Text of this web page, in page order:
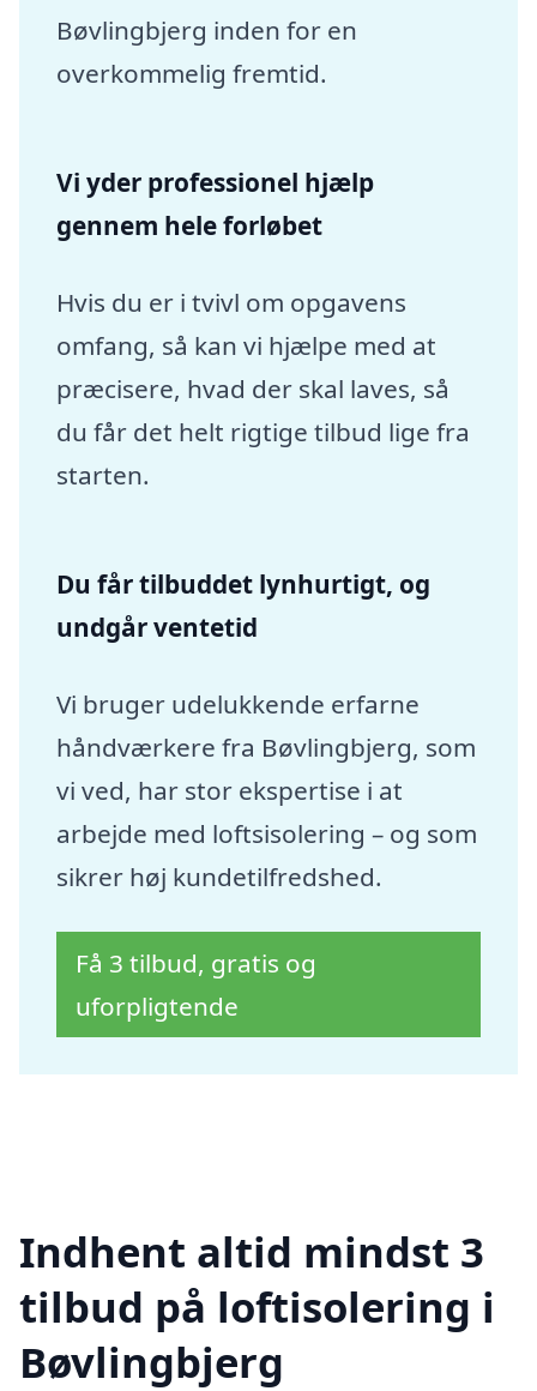
Bøvlingbjerg inden for en
overkommelig fremtid.
Vi yder professionel hjælp
gennem hele forløbet
Hvis du er i tvivl om opgavens
omfang, så kan vi hjælpe med at
præcisere, hvad der skal laves, så
du får det helt rigtige tilbud lige fra
starten.
Du får tilbuddet lynhurtigt, og
undgår ventetid
Vi bruger udelukkende erfarne
håndværkere fra Bøvlingbjerg, som
vi ved, har stor ekspertise i at
arbejde med loftsisolering – og som
sikrer høj kundetilfredshed.
Få 3 tilbud, gratis og
uforpligtende
Indhent altid mindst 3
tilbud på loftisolering i
Bøvlingbjerg